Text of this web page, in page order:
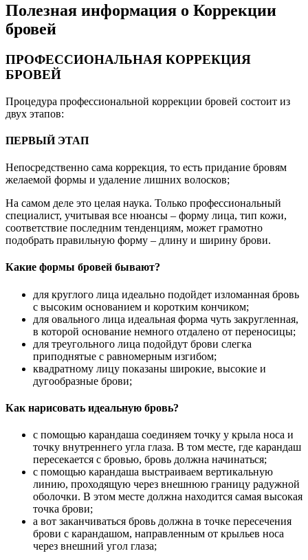
Полезная информация о Коррекции
бровей
ПРОФЕССИОНАЛЬНАЯ КОРРЕКЦИЯ
БРОВЕЙ
Процедура профессиональной коррекции бровей состоит из
двух этапов:
ПЕРВЫЙ ЭТАП
Непосредственно сама коррекция, то есть придание бровям
желаемой формы и удаление лишних волосков;
На самом деле это целая наука. Только профессиональный
специалист, учитывая все нюансы – форму лица, тип кожи,
соответствие последним тенденциям, может грамотно
подобрать правильную форму – длину и ширину брови.
Какие формы бровей бывают?
для круглого лица идеально подойдет изломанная бровь
с высоким основанием и коротким кончиком;
для овального лица идеальная форма чуть закругленная,
в которой основание немного отдалено от переносицы;
для треугольного лица подойдут брови слегка
приподнятые с равномерным изгибом;
квадратному лицу показаны широкие, высокие и
дугообразные брови;
Как нарисовать идеальную бровь?
с помощью карандаша соединяем точку у крыла носа и
точку внутреннего угла глаза. В том месте, где карандаш
пересекается с бровью, бровь должна начинаться;
с помощью карандаша выстраиваем вертикальную
линию, проходящую через внешнюю границу радужной
оболочки. В этом месте должна находится самая высокая
точка брови;
а вот заканчиваться бровь должна в точке пересечения
брови с карандашом, направленным от крыльев носа
через внешний угол глаза;